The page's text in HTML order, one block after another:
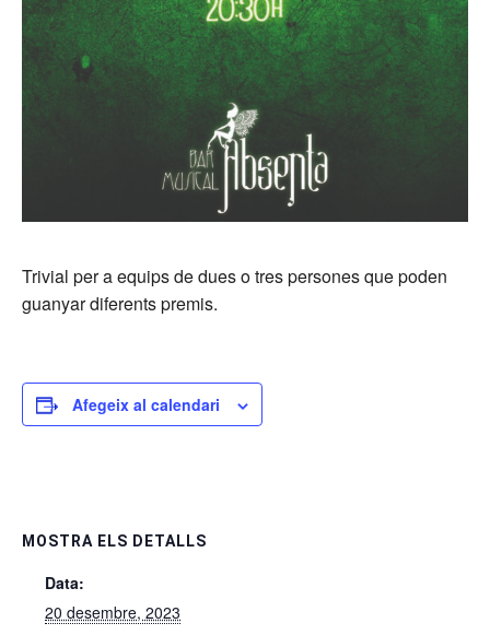
Trivial per a equips de dues o tres persones que poden
guanyar diferents premis.
Afegeix al calendari
MOSTRA ELS DETALLS
Data:
20 desembre, 2023